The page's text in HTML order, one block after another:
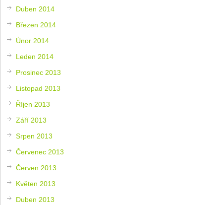
Duben 2014
Březen 2014
Únor 2014
Leden 2014
Prosinec 2013
Listopad 2013
Říjen 2013
Září 2013
Srpen 2013
Červenec 2013
Červen 2013
Květen 2013
Duben 2013